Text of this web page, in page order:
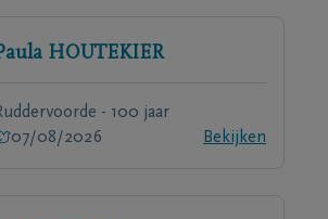
HOUTEKIER
- 100 jaar
07/08/2026
Bekijken